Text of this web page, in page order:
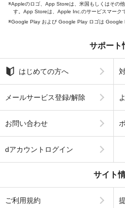
Appleのロゴ、App Storeは、米国もしくはその
す。App Storeは、Apple Inc.のサービスマーク
Google Play および Google Play ロゴは Google
サポート
はじめての方へ
メールサービス登録/解除
お問い合わせ
dアカウントログイン
サイト
ご利用規約